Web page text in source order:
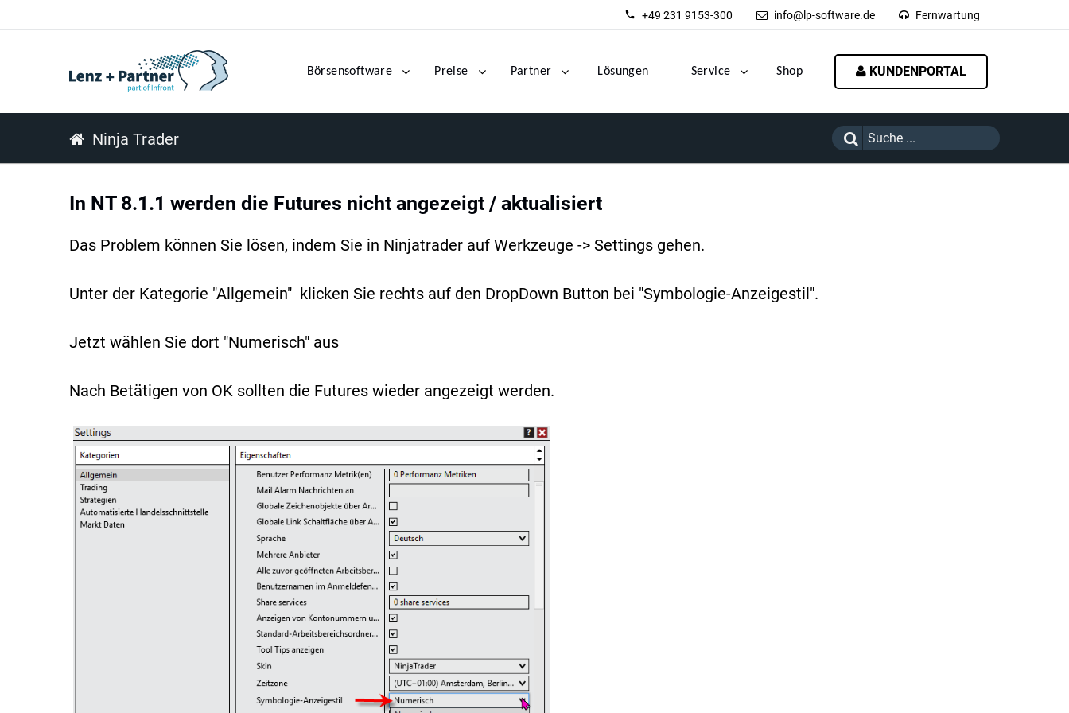
+49 231 9153-300 info@lp-software.de Fernwartung
Börsensoftware Preise Partner Lösungen Service Shop KUNDENPORTAL
Ninja Trader
In NT 8.1.1 werden die Futures nicht angezeigt / aktualisiert
Das Problem können Sie lösen, indem Sie in Ninjatrader auf Werkzeuge -> Settings gehen.
Unter der Kategorie "Allgemein" klicken Sie rechts auf den DropDown Button bei "Symbologie-Anzeigestil".
Jetzt wählen Sie dort "Numerisch" aus
Nach Betätigen von OK sollten die Futures wieder angezeigt werden.